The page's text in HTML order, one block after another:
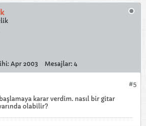
Apr 2003 Mesajlar: 4
#5
karar verdim. nasıl bir gitar
olabilir?